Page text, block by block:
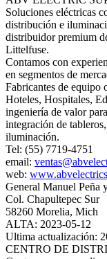
Soluciones eléctricas
distribución e
distribuidor premium
Littelfuse.
Contamos con
en segmentos de
Fabricantes de equipo
Hoteles, Hospitales,
ingeniería de valor
integración de
iluminación.
Tel: (55) 7719-4751
email:
web:
General Manuel Peña
Col. Chapultepec Sur
58260 Morelia, Mich
ALTA: 2023-05-12
Ultima actualización:
CENTRO DE